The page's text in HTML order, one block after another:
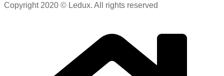
Copyright 2020 © Ledux. All rights reserved